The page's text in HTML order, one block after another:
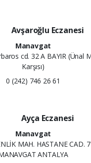
Avşaroğlu Eczanesi
Manavgat
cd. 32 A BAYIR (Ünal
Karşısı)
0 (242) 746 26 61
Ayça Eczanesi
Manavgat
MAH. HASTANE CAD.
ANTALYA